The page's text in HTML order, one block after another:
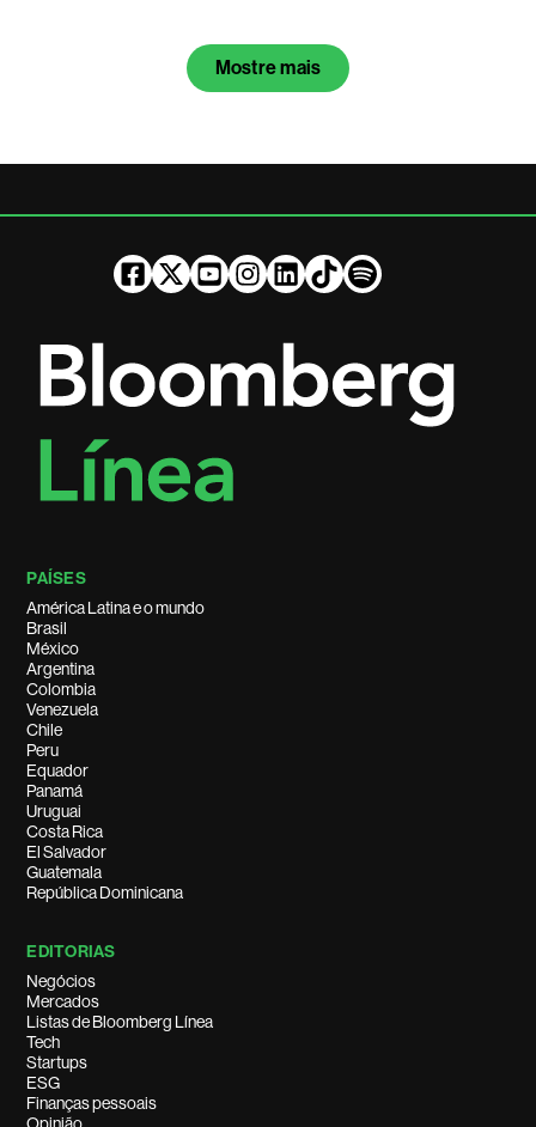
Mostre mais
PAÍSES
América Latina e o mundo
Brasil
México
Argentina
Colombia
Venezuela
Chile
Peru
Equador
Panamá
Uruguai
Costa Rica
El Salvador
Guatemala
República Dominicana
EDITORIAS
Negócios
Mercados
Listas de Bloomberg Línea
Tech
Startups
ESG
Finanças pessoais